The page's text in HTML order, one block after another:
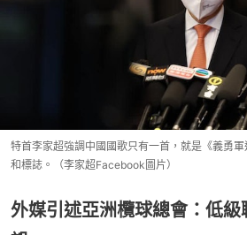
特首李家超強調中國國歌只有一首，就是《義勇
和標誌。（李家超Facebook圖片）
外媒引述亞洲欖球總會：低